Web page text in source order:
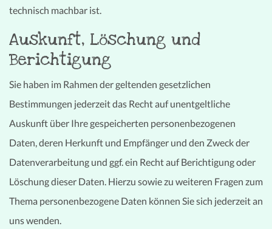
technisch machbar ist.
Auskunft, Löschung und
Berichtigung
Sie haben im Rahmen der geltenden gesetzlichen
Bestimmungen jederzeit das Recht auf unentgeltliche
Auskunft über Ihre gespeicherten personenbezogenen
Daten, deren Herkunft und Empfänger und den Zweck der
Datenverarbeitung und ggf. ein Recht auf Berichtigung oder
Löschung dieser Daten. Hierzu sowie zu weiteren Fragen zum
Thema personenbezogene Daten können Sie sich jederzeit an
uns wenden.